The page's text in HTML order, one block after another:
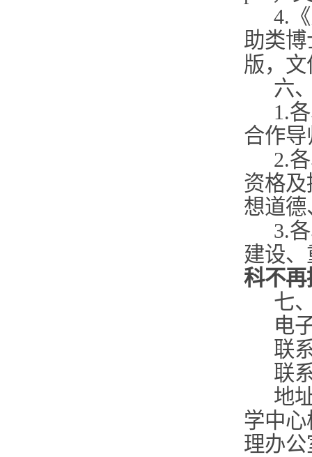
4.
助类
版，
六
1.
合作
2.
资格
想道
3.
建设
科不再
七
电
联
联
地
学中
理办公